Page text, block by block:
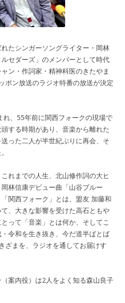
れたシンガーソングライター・岡林
セダーズ」のメンバーとして時代
ン・作詞家・精神科医のきたやま
ポン放送のラジオ特番の放送が決定
れ、55年前に関西フォークの現場で
する時期があり、音楽から離れた
った二人が半世紀ぶりに再会、そ
れまでの人生、北山修作詞の大ヒ
林信康デビュー曲「山谷ブルー
関西フォーク」とは、盟友 加藤和
、大きな影響を受けた高石ともや
って「音楽」とは何か、そしてこ
令和を生き抜き、今だ道半ばとば
ざまを、ラジオを通してお届けす
案内役）は2人をよく知る森山良子